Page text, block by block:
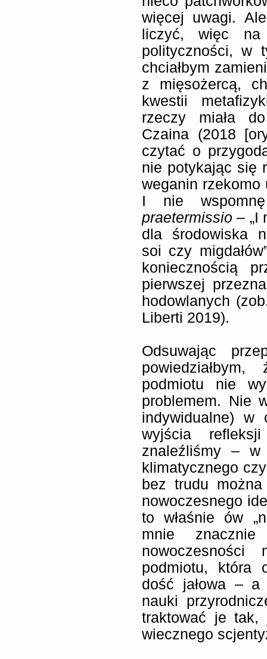
więcej uwagi.
liczyć, więc
polityczności, w
chciałbym
z mięsożercą,
kwestii
rzeczy miała
Czaina (2018
czytać o
nie potykając się
weganin rzekomo
I nie
praetermissio – „I
dla środowiska
soi czy
koniecznością
pierwszej
hodowlanych
Liberti 2019).
Odsuwając
podmiotu nie
problemem. Nie
indywidualne) w
wyjścia
znaleźliśmy – w
klimatycznego
bez trudu
nowoczesnego
to właśnie ów
mnie znacznie
podmiotu, która
dość jałowa –
nauki
traktować je tak,
wiecznego